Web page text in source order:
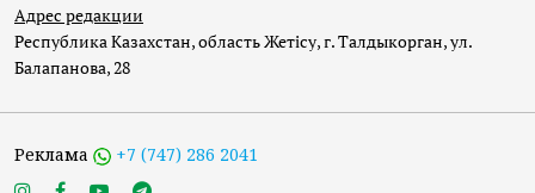
Адрес редакции
Республика Казахстан, область Жетісу, г. Талдыкорган, ул.
Балапанова, 28
Реклама +7 (747) 286 2041